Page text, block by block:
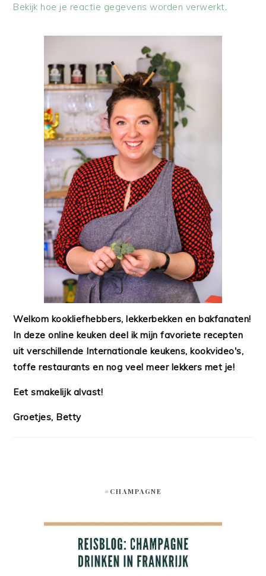
Bekijk hoe je reactie gegevens worden verwerkt.
Welkom kookliefhebbers, lekkerbekken en bakfanaten!
In deze online keuken deel ik mijn favoriete recepten
uit verschillende Internationale keukens, kookvideo's,
toffe restaurants en nog veel meer lekkers met je!
Eet smakelijk alvast!
Groetjes, Betty
#CHAMPAGNE